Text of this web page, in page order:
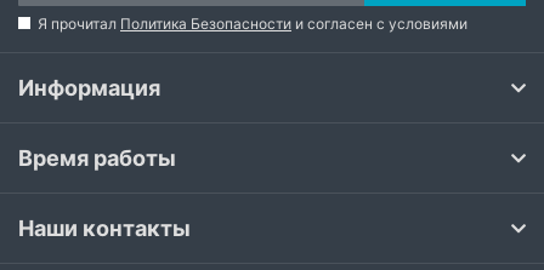
Я прочитал Политика Безопасности и согласен с условиями
Информация
Время работы
Наши контакты